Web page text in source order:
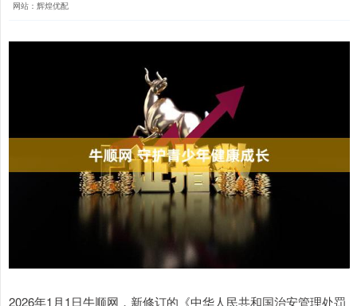
网站：辉煌优配
2026年1月1日牛顺网，新修订的《中华人民共和国治安管理处罚